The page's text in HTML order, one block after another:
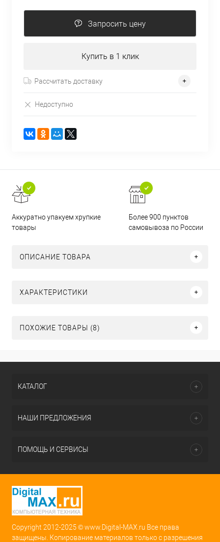
Запросить цену
Купить в 1 клик
Рассчитать доставку
Недоступно
Аккуратно упакуем хрупкие
товары
Более 900 пунктов
самовывоза по России
ОПИСАНИЕ ТОВАРА
ХАРАКТЕРИСТИКИ
ПОХОЖИЕ ТОВАРЫ (8)
КАТАЛОГ
НАШИ ПРЕДЛОЖЕНИЯ
ПОМОЩЬ И СЕРВИСЫ
Copyright 2012-2025 © www.Digital-MAX.ru Все права
защищены. Копирование материалов только с разрешения